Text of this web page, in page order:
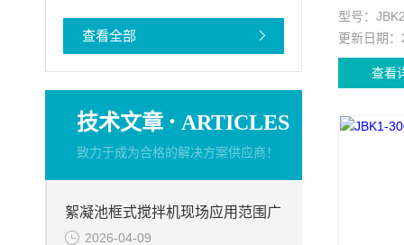
查看全部
技术文章 · ARTICLES
致力于成为合格的解决方案供应商！
絮凝池框式搅拌机现场应用范围广
2026-04-09
型号：
更新日期：
查看